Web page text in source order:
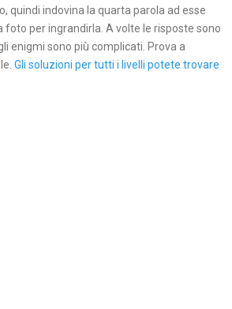
quindi indovina la quarta parola ad esse
foto per ingrandirla. A volte le risposte sono
enigmi sono più complicati. Prova a
Gli soluzioni per tutti i livelli potete trovare